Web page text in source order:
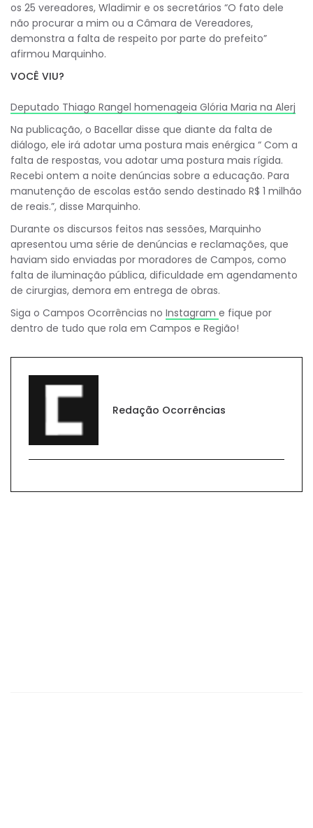
os 25 vereadores, Wladimir e os secretários “O fato dele
não procurar a mim ou a Câmara de Vereadores,
demonstra a falta de respeito por parte do prefeito”
afirmou Marquinho.
VOCÊ VIU?
Deputado Thiago Rangel homenageia Glória Maria na Alerj
Na publicação, o Bacellar disse que diante da falta de
diálogo, ele irá adotar uma postura mais enérgica “ Com a
falta de respostas, vou adotar uma postura mais rígida.
Recebi ontem a noite denúncias sobre a educação. Para
manutenção de escolas estão sendo destinado R$ 1 milhão
de reais.”, disse Marquinho.
Durante os discursos feitos nas sessões, Marquinho
apresentou uma série de denúncias e reclamações, que
haviam sido enviadas por moradores de Campos, como
falta de iluminação pública, dificuldade em agendamento
de cirurgias, demora em entrega de obras.
Siga o Campos Ocorrências no Instagram e fique por
dentro de tudo que rola em Campos e Região!
Redação Ocorrências